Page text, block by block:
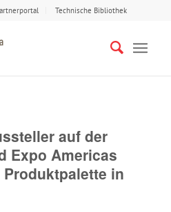
Technische Bibliothek
auf der
Expo Americas
in